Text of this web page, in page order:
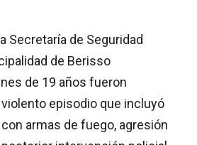
Secretaría de Seguridad
de Berisso
de 19 años fueron
episodio que incluyó
armas de fuego, agresión